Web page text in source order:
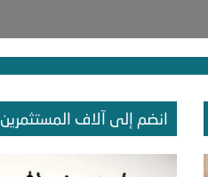
انضم إلى آلاف المستثمرين